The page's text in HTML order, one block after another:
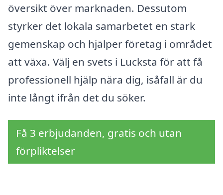
översikt över marknaden. Dessutom
styrker det lokala samarbetet en stark
gemenskap och hjälper företag i området
att växa. Välj en svets i Lucksta för att få
professionell hjälp nära dig, isåfall är du
inte långt ifrån det du söker.
Få 3 erbjudanden, gratis och utan
förpliktelser